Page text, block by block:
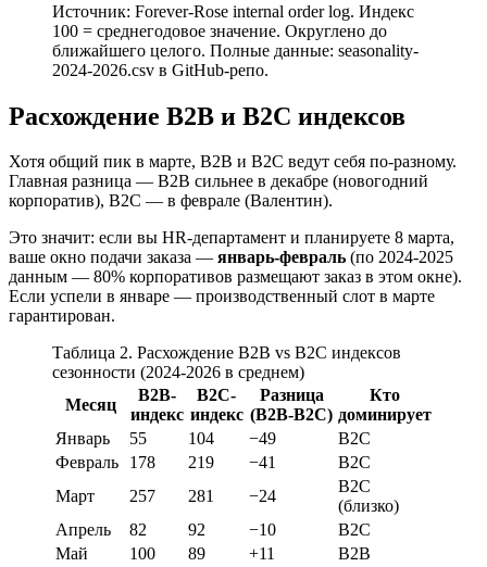
Источник: Forever-Rose internal order log. Индекс
100 = среднегодовое значение. Округлено до
ближайшего целого. Полные данные: seasonality-
2024-2026.csv в GitHub-репо.
Расхождение B2B и B2C индексов
Хотя общий пик в марте, B2B и B2C ведут себя по-разному.
Главная разница — B2B сильнее в декабре (новогодний
корпоратив), B2C — в феврале (Валентин).
Это значит: если вы HR-департамент и планируете 8 марта,
ваше окно подачи заказа — январь-февраль (по 2024-2025
данным — 80% корпоративов размещают заказ в этом окне).
Если успели в январе — производственный слот в марте
гарантирован.
Таблица 2. Расхождение B2B vs B2C индексов
сезонности (2024-2026 в среднем)
Месяц
B2B-
индекс
B2C-
индекс
Разница
(B2B-B2C)
Кто
доминирует
Январь
55 104 −49
B2C
Февраль
178 219 −41
B2C
Март
257 281 −24
B2C
(близко)
Апрель
82 92 −10
B2C
Май
100 89 +11
B2B